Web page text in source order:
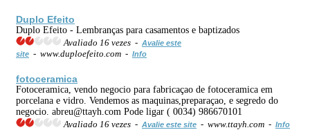
Duplo Efeito
Duplo Efeito - Lembranças para casamentos e baptizados
Avaliado 16 vezes - Avalie este
site - www.duploefeito.com - Info
fotoceramica
Fotoceramica, vendo negocio para fabricaçao de fotoceramica em
porcelana e vidro. Vendemos as maquinas,preparaçao, e segredo do
negocio. abreu@ttayh.com Pode ligar ( 0034) 986670101
Avaliado 16 vezes - Avalie este site - www.ttayh.com - Info